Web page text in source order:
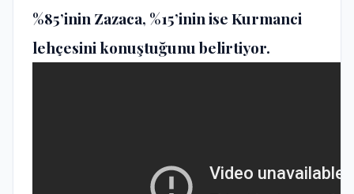
%85’inin Zazaca, %15’inin ise Kurmanci
lehçesini konuştuğunu belirtiyor.